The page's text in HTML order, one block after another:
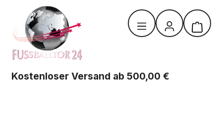
Zum Hauptinhalt springen
Kostenloser Versand ab 500,00 €